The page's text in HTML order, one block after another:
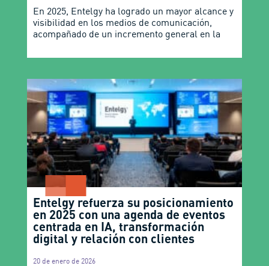
En 2025, Entelgy ha logrado un mayor alcance y
visibilidad en los medios de comunicación,
acompañado de un incremento general en la
Entelgy refuerza su posicionamiento
en 2025 con una agenda de eventos
centrada en IA, transformación
digital y relación con clientes
20 de enero de 2026